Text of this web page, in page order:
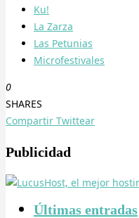
Ku!
La Zarza
Las Petunias
Microfestivales
0
SHARES
Compartir Twittear
Publicidad
Últimas entradas